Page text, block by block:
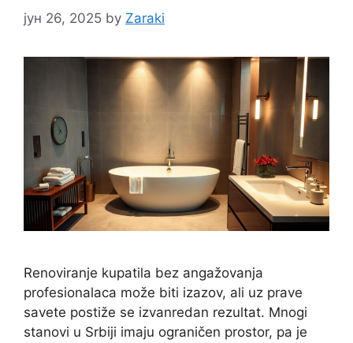
јун 26, 2025 by Zaraki
Renoviranje kupatila bez angažovanja
profesionalaca može biti izazov, ali uz prave
savete postiže se izvanredan rezultat. Mnogi
stanovi u Srbiji imaju ograničen prostor, pa je